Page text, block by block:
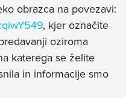
obrazca na povezavi:
, kjer označite
oziroma
katerega se želite
in informacije smo